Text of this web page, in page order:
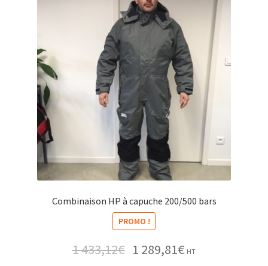
Combinaison HP à capuche 200/500 bars
PROMO !
1 433,12€ 1 289,81€ HT